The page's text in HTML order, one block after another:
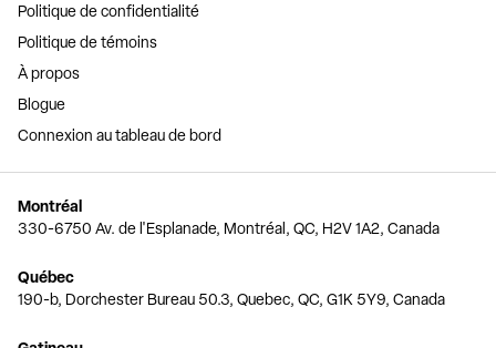
Politique de confidentialité
Politique de témoins
À propos
Blogue
Connexion au tableau de bord
Montréal
330-6750 Av. de l'Esplanade, Montréal, QC, H2V 1A2, Canada
Québec
190-b, Dorchester Bureau 50.3, Quebec, QC, G1K 5Y9, Canada